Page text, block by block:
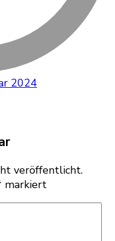
2024
veröffentlicht.
markiert